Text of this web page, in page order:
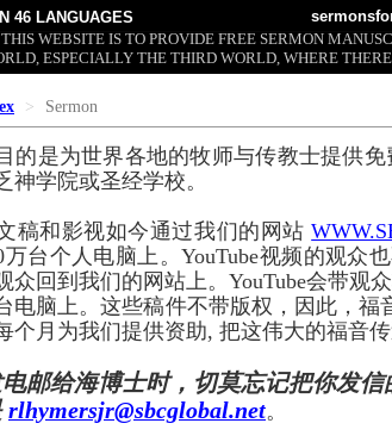
IN 46 LANGUAGES
THIS WEBSITE IS TO PROVIDE FREE SERMON
ESPECIALLY THE THIRD WORLD, WHERE
Sermon
的是为世界各地的牧师与传教士提供
神学院或圣经学校。
稿和影视如今通过我们的网站
万台个人电脑上。YouTube视频的观众
众回到我们的网站上。YouTube会带观
电脑上。这些稿件不带版权，因此，福
个月为我们提供资助, 把这伟大的福音传
邮给海博士时，切莫忘记把你发
rlhymersjr@sbcglobal.net。